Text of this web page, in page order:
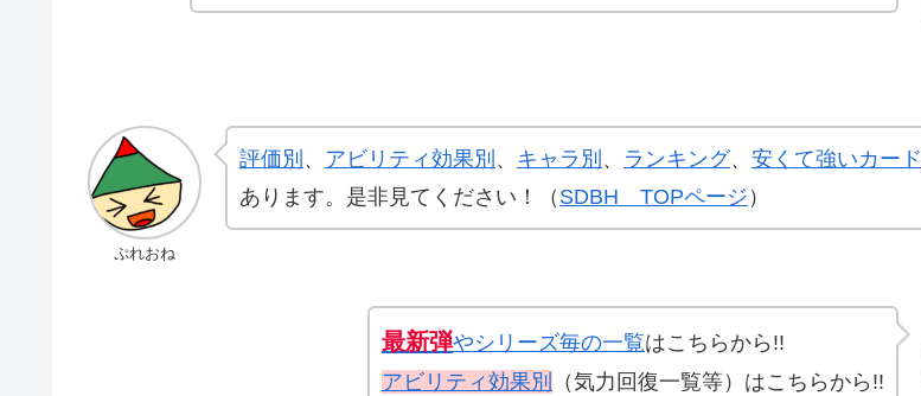
ぷれおね
評価別 、 アビリティ効果別 、 キャラ別 、 ランキング、 安くて強いカード
あります。是非見てください！（ SDBH TOPページ ）
最新弾やシリーズ毎の一覧はこちらから!!
アビリティ効果別
（気力回復一覧等）はこちらから!!